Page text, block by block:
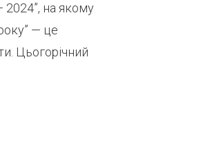
2024”, на якому
— це
Цьогорічний